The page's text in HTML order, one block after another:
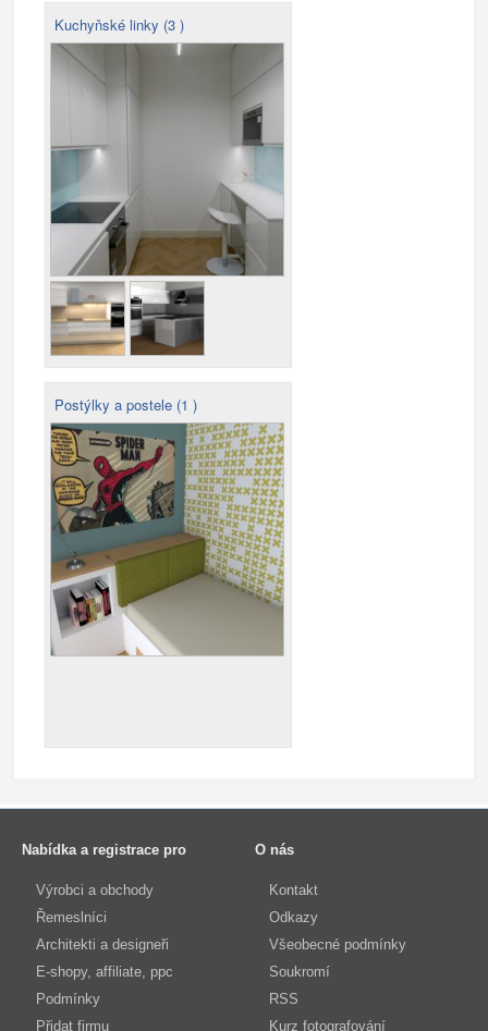
Kuchyňské linky (3 )
Postýlky a postele (1 )
Nabídka a registrace pro
Výrobci a obchody
Řemeslníci
Architekti a designeři
E-shopy, affiliate, ppc
Podmínky
Přidat firmu
O nás
Kontakt
Odkazy
Všeobecné podmínky
Soukromí
RSS
Kurz fotografování